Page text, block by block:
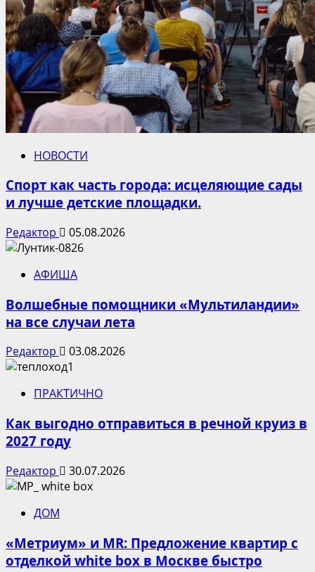
НОВОСТИ
Спорт как часть города: исцеляющие сады
и лучше детские площадки.
Редактор 05.08.2026
АФИША
Волшебные помощники «Мультиландии»
на все случаи лета
Редактор 03.08.2026
ПРАКТИЧНО
Как выгодно отправиться в речной круиз в
2027 году
Редактор 30.07.2026
ДОМ
«Метриум» и MR: Предложение квартир с
отделкой white box в Москве быстро